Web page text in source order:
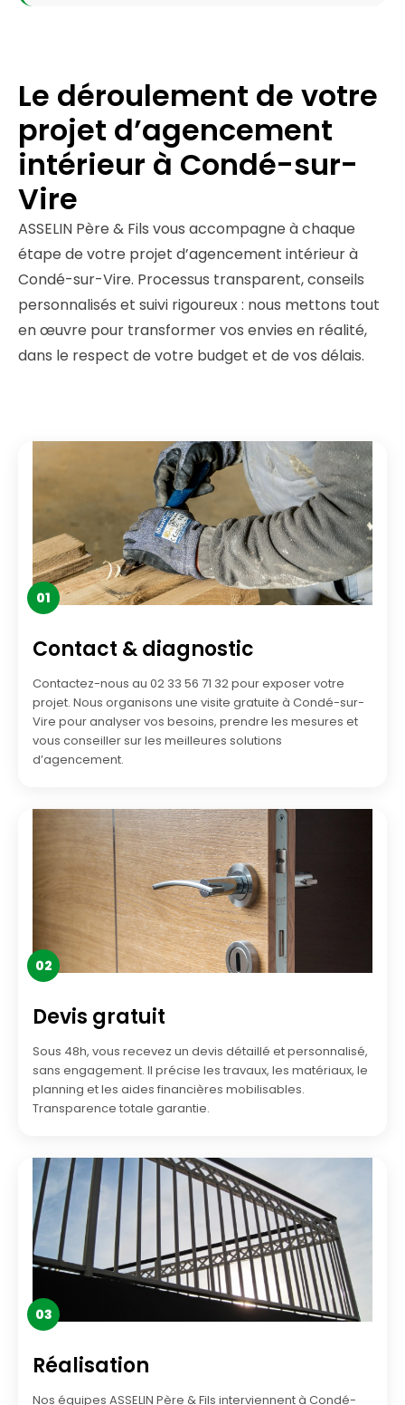
Le déroulement de votre
projet d’agencement
intérieur à Condé-sur-
Vire
ASSELIN Père & Fils vous accompagne à chaque
étape de votre projet d’agencement intérieur à
Condé-sur-Vire. Processus transparent, conseils
personnalisés et suivi rigoureux : nous mettons tout
en œuvre pour transformer vos envies en réalité,
dans le respect de votre budget et de vos délais.
01
Contact & diagnostic
Contactez-nous au 02 33 56 71 32 pour exposer votre
projet. Nous organisons une visite gratuite à Condé-sur-
Vire pour analyser vos besoins, prendre les mesures et
vous conseiller sur les meilleures solutions
d’agencement.
02
Devis gratuit
Sous 48h, vous recevez un devis détaillé et personnalisé,
sans engagement. Il précise les travaux, les matériaux, le
planning et les aides financières mobilisables.
Transparence totale garantie.
03
Réalisation
Nos équipes ASSELIN Père & Fils interviennent à Condé-